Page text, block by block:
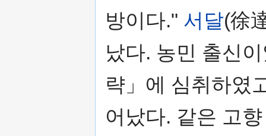
방이다." 서달(徐
났다. 농민 출신
략」에 심취하였
어났다. 같은 고